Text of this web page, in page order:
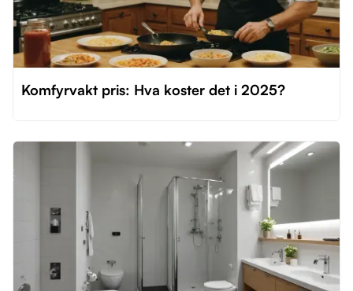
Komfyrvakt pris: Hva koster det i 2025?